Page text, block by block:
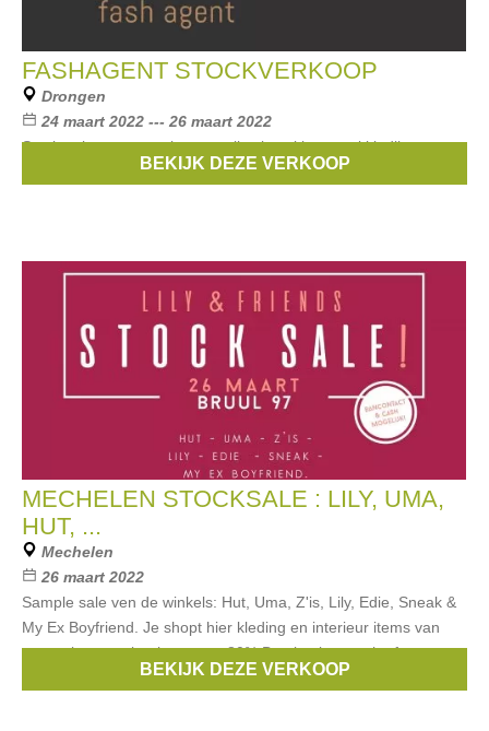
FASHAGENT STOCKVERKOOP
Drongen
24 maart 2022 --- 26 maart 2022
Stockverkoop van stalen en collectiestukken merkkledij voor
vrouwen en mannen.BEKIJK DEZE VERKOOP
MECHELEN STOCKSALE : LILY, UMA,
HUT, ...
Mechelen
26 maart 2022
Sample sale ven de winkels: Hut, Uma, Z'is, Lily, Edie, Sneak &
My Ex Boyfriend. Je shopt hier kleding en interieur items van
topmerken aan kortingen tot -80% Betalen kan cash of met
BEKIJK DEZE VERKOOP